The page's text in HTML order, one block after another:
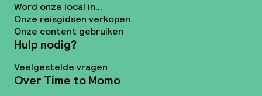
Word onze local in...
Onze reisgidsen verkopen
Onze content gebruiken
Hulp nodig?
Veelgestelde vragen
Over Time to Momo